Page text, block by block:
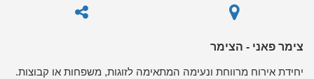
צימר פאני - הצימר
יחידת אירוח מרווחת ונעימה המתאימה לזוגות, משפחות או קבוצות.